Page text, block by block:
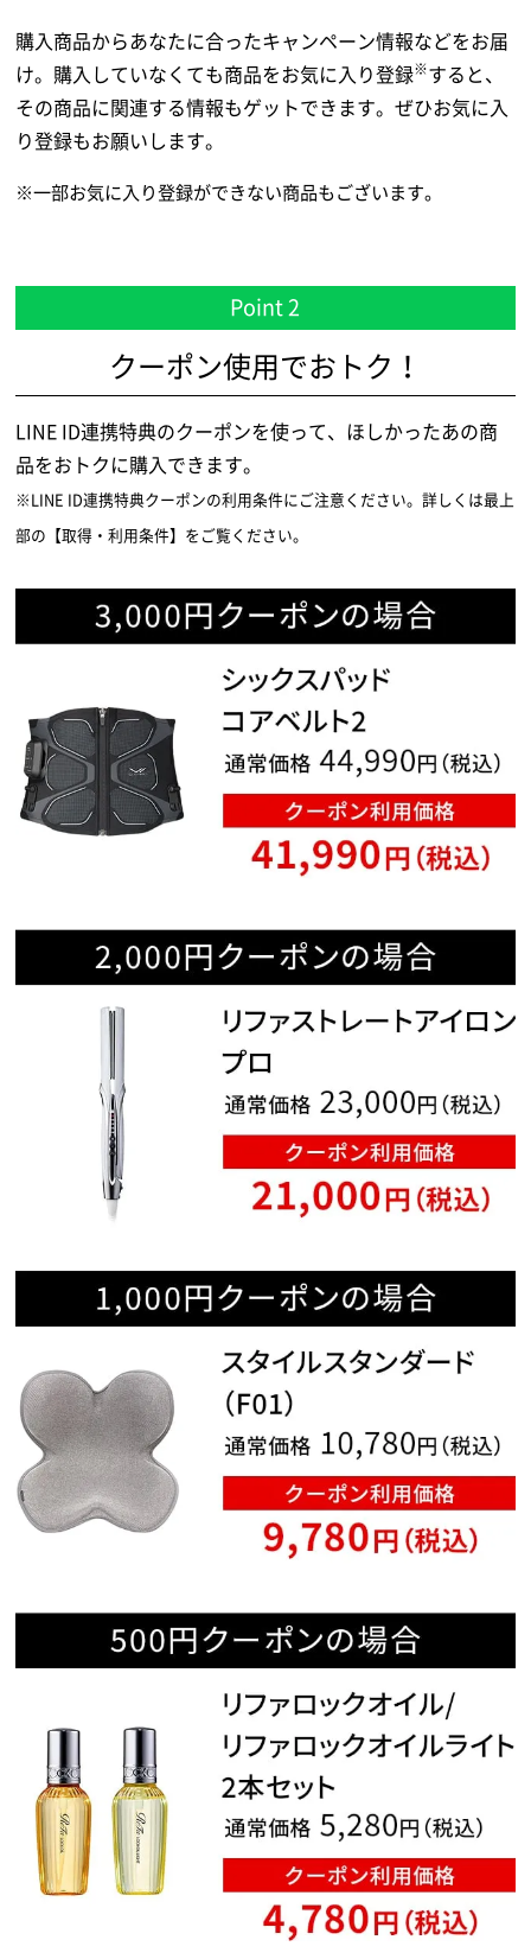
購入商品からあなたに合ったキャンペーン情報などをお届
け。購入していなくても商品をお気に入り登録※すると、
その商品に関連する情報もゲットできます。ぜひお気に入
り登録もお願いします。
※一部お気に入り登録ができない商品もございます。
Point 2
クーポン使用でおトク！
LINE ID連携特典のクーポンを使って、ほしかったあの商
品をおトクに購入できます。
※LINE ID連携特典クーポンの利用条件にご注意ください。詳しくは最上
部の【取得・利用条件】をご覧ください。